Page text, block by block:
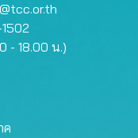
- 18.00 น.)
ค